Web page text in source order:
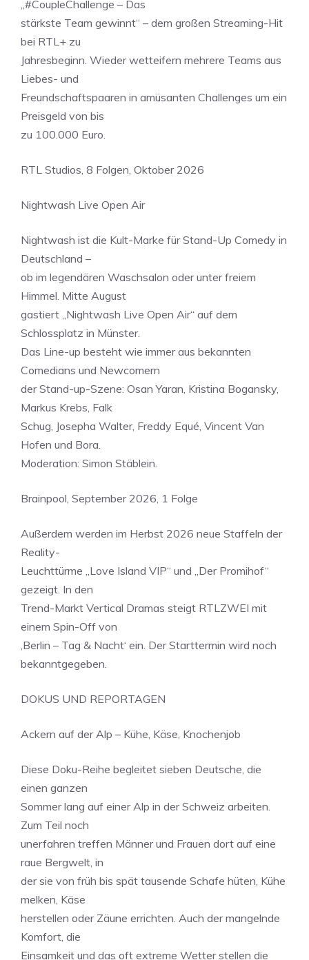
„#CoupleChallenge – Das
stärkste Team gewinnt“ – dem großen Streaming-Hit
bei RTL+ zu
Jahresbeginn. Wieder wetteifern mehrere Teams aus
Liebes- und
Freundschaftspaaren in amüsanten Challenges um ein
Preisgeld von bis
zu 100.000 Euro.
RTL Studios, 8 Folgen, Oktober 2026
Nightwash Live Open Air
Nightwash ist die Kult-Marke für Stand-Up Comedy in
Deutschland –
ob im legendären Waschsalon oder unter freiem
Himmel. Mitte August
gastiert „Nightwash Live Open Air“ auf dem
Schlossplatz in Münster.
Das Line-up besteht wie immer aus bekannten
Comedians und Newcomern
der Stand-up-Szene: Osan Yaran, Kristina Bogansky,
Markus Krebs, Falk
Schug, Josepha Walter, Freddy Equé, Vincent Van
Hofen und Bora.
Moderation: Simon Stäblein.
Brainpool, September 2026, 1 Folge
Außerdem werden im Herbst 2026 neue Staffeln der
Reality-
Leuchttürme „Love Island VIP“ und „Der Promihof“
gezeigt. In den
Trend-Markt Vertical Dramas steigt RTLZWEI mit
einem Spin-Off von
‚Berlin – Tag & Nacht‘ ein. Der Starttermin wird noch
bekanntgegeben.
DOKUS UND REPORTAGEN
Ackern auf der Alp – Kühe, Käse, Knochenjob
Diese Doku-Reihe begleitet sieben Deutsche, die
einen ganzen
Sommer lang auf einer Alp in der Schweiz arbeiten.
Zum Teil noch
unerfahren treffen Männer und Frauen dort auf eine
raue Bergwelt, in
der sie von früh bis spät tausende Schafe hüten, Kühe
melken, Käse
herstellen oder Zäune errichten. Auch der mangelnde
Komfort, die
Einsamkeit und das oft extreme Wetter stellen die